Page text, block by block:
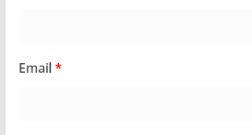
Email*